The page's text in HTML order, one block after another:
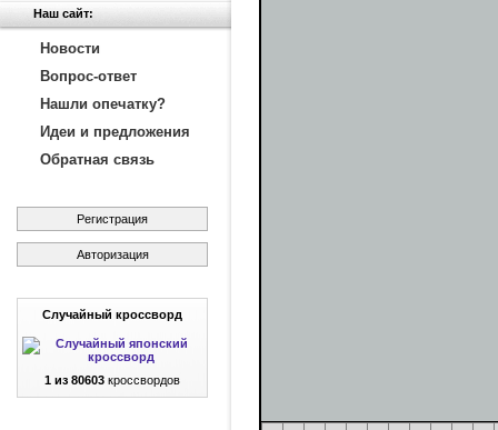
Наш сайт:
Новости
Вопрос-ответ
Нашли опечатку?
Идеи и предложения
Обратная связь
Регистрация
Авторизация
Случайный кроссворд
1 из 80603 кроссвордов